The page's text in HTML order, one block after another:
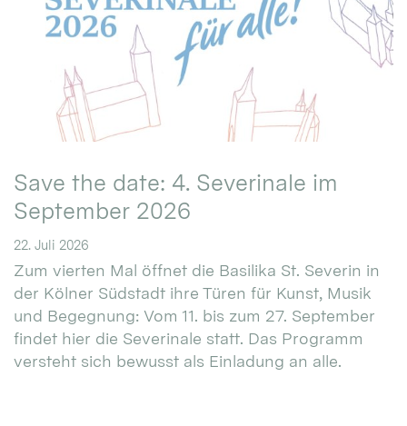
Save the date: 4. Severinale im
September 2026
22. Juli 2026
Zum vierten Mal öffnet die Basilika St. Severin in
der Kölner Südstadt ihre Türen für Kunst, Musik
und Begegnung: Vom 11. bis zum 27. September
findet hier die Severinale statt. Das Programm
versteht sich bewusst als Einladung an alle.